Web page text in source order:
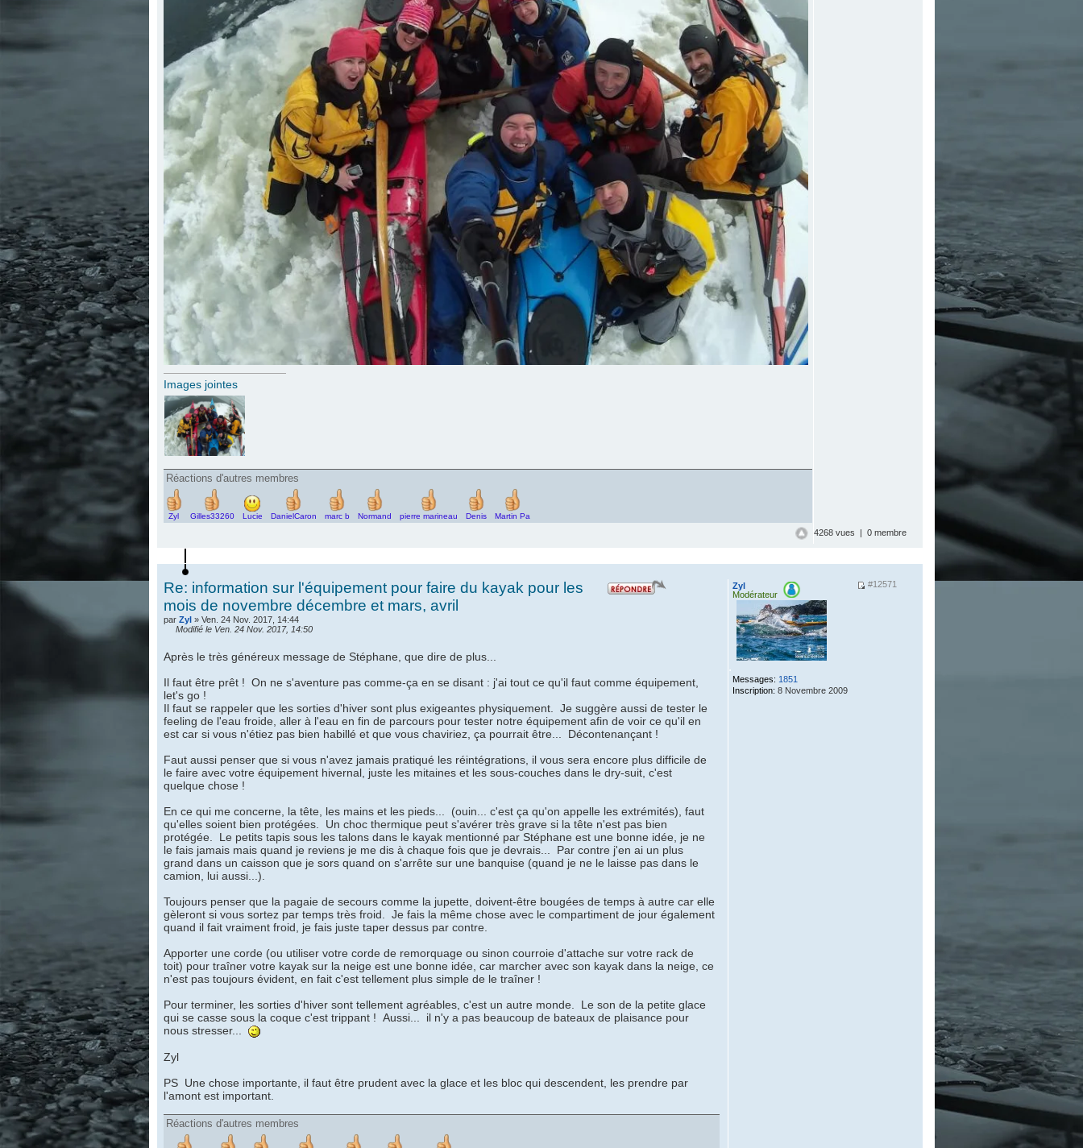
Images jointes
Réactions d'autres membres
Zyl Gilles33260 Lucie DanielCaron marc b Normand pierre marineau Denis Martin Pa
4268 vues | 0 membre
Re: information sur l'équipement pour faire du kayak pour les
mois de novembre décembre et mars, avril
par Zyl» Ven. 24 Nov. 2017, 14:44
Modifié le Ven. 24 Nov. 2017, 14:50
#12571
Zyl
Modérateur
.
Messages: 1851
Inscription: 8 Novembre 2009
Après le très généreux message de Stéphane, que dire de plus...
Il faut être prêt ! On ne s'aventure pas comme-ça en se disant : j'ai tout ce qu'il faut comme équipement,
let's go !
Il faut se rappeler que les sorties d'hiver sont plus exigeantes physiquement. Je suggère aussi de tester le
feeling de l'eau froide, aller à l'eau en fin de parcours pour tester notre équipement afin de voir ce qu'il en
est car si vous n'étiez pas bien habillé et que vous chaviriez, ça pourrait être... Décontenançant !
Faut aussi penser que si vous n'avez jamais pratiqué les réintégrations, il vous sera encore plus difficile de
le faire avec votre équipement hivernal, juste les mitaines et les sous-couches dans le dry-suit, c'est
quelque chose !
En ce qui me concerne, la tête, les mains et les pieds... (ouin... c'est ça qu'on appelle les extrémités), faut
qu'elles soient bien protégées. Un choc thermique peut s'avérer très grave si la tête n'est pas bien
protégée. Le petits tapis sous les talons dans le kayak mentionné par Stéphane est une bonne idée, je ne
le fais jamais mais quand je reviens je me dis à chaque fois que je devrais... Par contre j'en ai un plus
grand dans un caisson que je sors quand on s'arrête sur une banquise (quand je ne le laisse pas dans le
camion, lui aussi...).
Toujours penser que la pagaie de secours comme la jupette, doivent-être bougées de temps à autre car elle
gèleront si vous sortez par temps très froid. Je fais la même chose avec le compartiment de jour également
quand il fait vraiment froid, je fais juste taper dessus par contre.
Apporter une corde (ou utiliser votre corde de remorquage ou sinon courroie d'attache sur votre rack de
toit) pour traîner votre kayak sur la neige est une bonne idée, car marcher avec son kayak dans la neige, ce
n'est pas toujours évident, en fait c'est tellement plus simple de le traîner !
Pour terminer, les sorties d'hiver sont tellement agréables, c'est un autre monde. Le son de la petite glace
qui se casse sous la coque c'est trippant ! Aussi... il n'y a pas beaucoup de bateaux de plaisance pour
nous stresser...
Zyl
PS Une chose importante, il faut être prudent avec la glace et les bloc qui descendent, les prendre par
l'amont est important.
Réactions d'autres membres